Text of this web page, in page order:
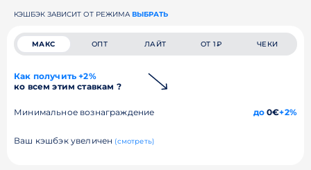
КЭШБЭК ЗАВИСИТ ОТ РЕЖИМА ВЫБРАТЬ
МАКС ОПТ ЛАЙТ ОТ 1₽ ЧЕКИ
Как получить +2%
ко всем этим ставкам ?
Минимальное вознаграждение до0€+2%
Ваш кэшбэк увеличен (смотреть)